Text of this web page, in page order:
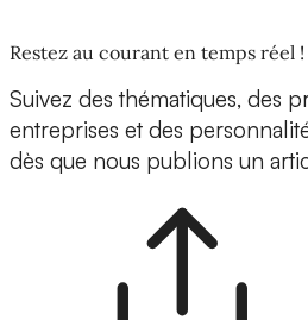
Restez au courant en temps réel !
Suivez des thématiques, des
entreprises et des
dès que nous publions un